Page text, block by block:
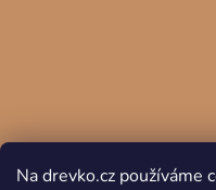
Na drevko.cz používáme